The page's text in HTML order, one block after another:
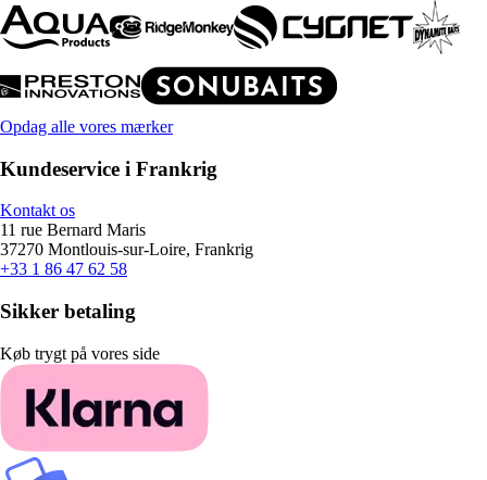
Opdag alle vores mærker
Kundeservice i Frankrig
Kontakt os
11 rue Bernard Maris
37270 Montlouis-sur-Loire, Frankrig
+33 1 86 47 62 58
Sikker betaling
Køb trygt på vores side